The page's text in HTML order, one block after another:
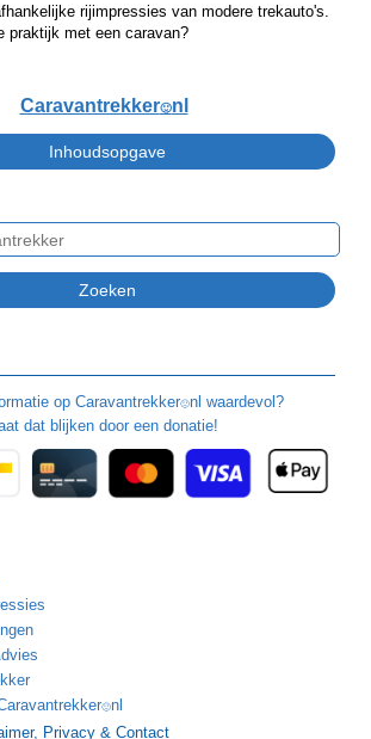
rijimpressies van modere trekauto's.
praktijk met een caravan?
Caravantrekker🙂nl
op Caravantrekker🙂nl waardevol?
dat blijken door een donatie!
🙂nl
Privacy & Contact